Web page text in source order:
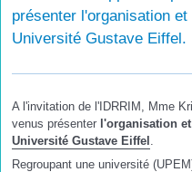
présenter l'organisation
Université Gustave Eiffel.
A l'invitation de l'IDRRIM, Mme
venus présenter l'organisation
Université Gustave Eiffel .
Regroupant une université